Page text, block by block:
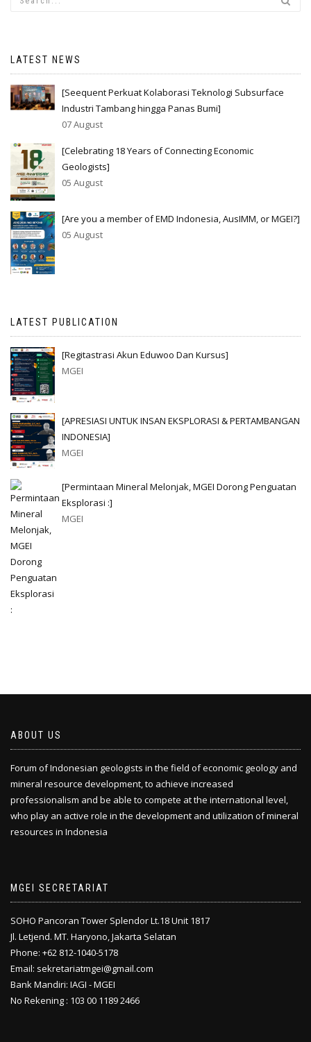
LATEST NEWS
[Seequent Perkuat Kolaborasi Teknologi Subsurface
Industri Tambang hingga Panas Bumi]
07 August
[Celebrating 18 Years of Connecting Economic
Geologists]
05 August
[Are you a member of EMD Indonesia, AusIMM, or MGEI?]
05 August
LATEST PUBLICATION
[Regitastrasi Akun Eduwoo Dan Kursus]
MGEI
[APRESIASI UNTUK INSAN EKSPLORASI & PERTAMBANGAN
INDONESIA]
MGEI
[Permintaan Mineral Melonjak, MGEI Dorong Penguatan
Eksplorasi :]
MGEI
ABOUT US
Forum of Indonesian geologists in the field of economic geology and
mineral resource development, to achieve increased
professionalism and be able to compete at the international level,
who play an active role in the development and utilization of mineral
resources in Indonesia
MGEI SECRETARIAT
SOHO Pancoran Tower Splendor Lt.18 Unit 1817
Jl. Letjend. MT. Haryono, Jakarta Selatan
Phone: +62 812-1040-5178
Email: sekretariatmgei@gmail.com
Bank Mandiri: IAGI - MGEI
No Rekening : 103 00 1189 2466